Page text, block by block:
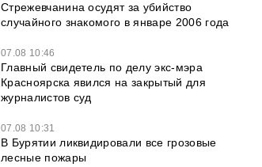
Стрежевчанина осудят за убийство
случайного знакомого в январе 2006 года
07.08 10:46
Главный свидетель по делу экс-мэра
Красноярска явился на закрытый для
журналистов суд
07.08 10:31
В Бурятии ликвидировали все грозовые
лесные пожары